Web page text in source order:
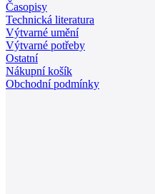
Časopisy
Technická literatura
Výtvarné umění
Výtvarné potřeby
Ostatní
Nákupní košík
Obchodní podmínky